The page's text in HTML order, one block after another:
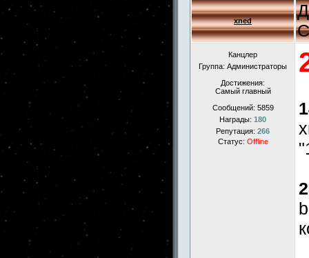
xned
Канцлер
Группа: Администраторы
Достижения:
Самый главный
Сообщений: 5859
Награды: 180
Репутация: 266
Статус: Offline